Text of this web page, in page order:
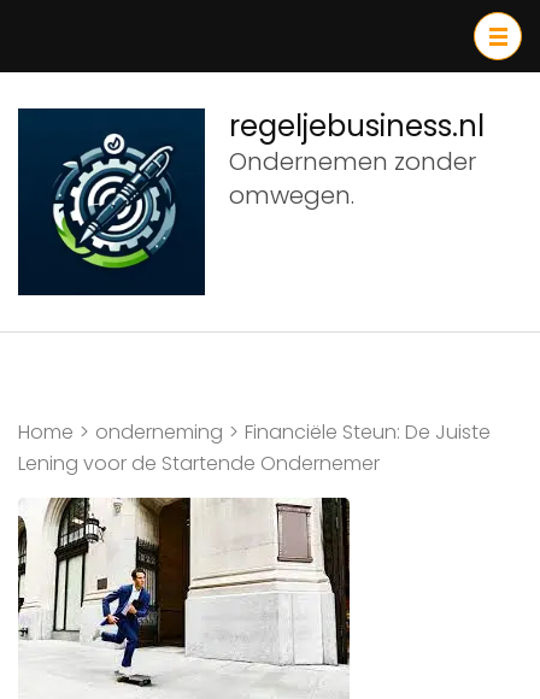
inhoud
(druk
Enter)
regeljebusiness.nl
Ondernemen zonder
omwegen.
Home > onderneming > Financiële Steun: De Juiste
Lening voor de Startende Ondernemer